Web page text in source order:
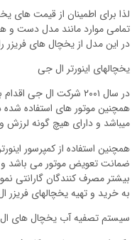
لذا برای اطمینان از قیمت های
تمامی موارد مانند مدل دست و
در این مدل از یخچال های فریزر
یخچالهای اینورتر ال جی
در سال ۲۰۰۱ شرکت ال
همچنین موتور های استفاده
میباشد و دارای هیچ گونه
ضمانت تعویض موتور می باشد و
بیشتر مصرف کنندگان گارانتی
به خرید و تهیه یخچالهای فریزر
سیستم تصفیه آب یخچال های